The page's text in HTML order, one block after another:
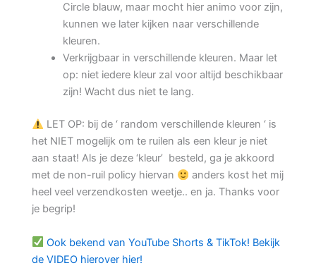
Circle blauw, maar mocht hier animo voor zijn,
kunnen we later kijken naar verschillende
kleuren.
Verkrijgbaar in verschillende kleuren. Maar let
op: niet iedere kleur zal voor altijd beschikbaar
zijn! Wacht dus niet te lang.
LET OP: bij de ‘ random verschillende kleuren ‘ is
het NIET mogelijk om te ruilen als een kleur je niet
aan staat! Als je deze ‘kleur’ besteld, ga je akkoord
met de non-ruil policy hiervan
anders kost het mij
heel veel verzendkosten weetje.. en ja. Thanks voor
je begrip!
Ook bekend van YouTube Shorts & TikTok! Bekijk
de VIDEO hierover hier!